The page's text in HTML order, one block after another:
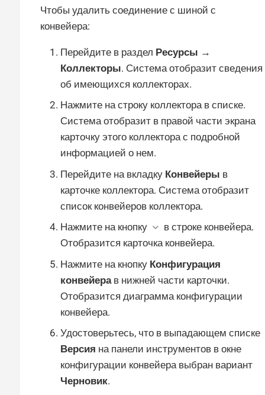
Чтобы удалить соединение с шиной с
конвейера:
Перейдите в раздел Ресурсы →
Коллекторы. Система отобразит сведения
об имеющихся коллекторах.
Нажмите на строку коллектора в списке.
Система отобразит в правой части экрана
карточку этого коллектора с подробной
информацией о нем.
Перейдите на вкладку Конвейеры в
карточке коллектора. Система отобразит
список конвейеров коллектора.
Нажмите на кнопку
в строке конвейера.
Отобразится карточка конвейера.
Нажмите на кнопку Конфигурация
конвейерав нижней части карточки.
Отобразится диаграмма конфигурации
конвейера.
Удостоверьтесь, что в выпадающем списке
Версия на панели инструментов в окне
конфигурации конвейера выбран вариант
Черновик.